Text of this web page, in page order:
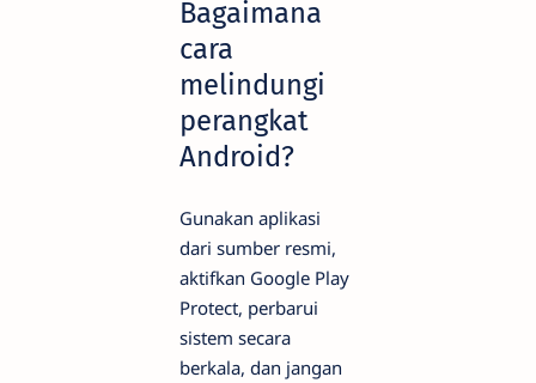
Bagaimana
cara
melindungi
perangkat
Android?
Gunakan aplikasi
dari sumber resmi,
aktifkan Google Play
Protect, perbarui
sistem secara
berkala, dan jangan